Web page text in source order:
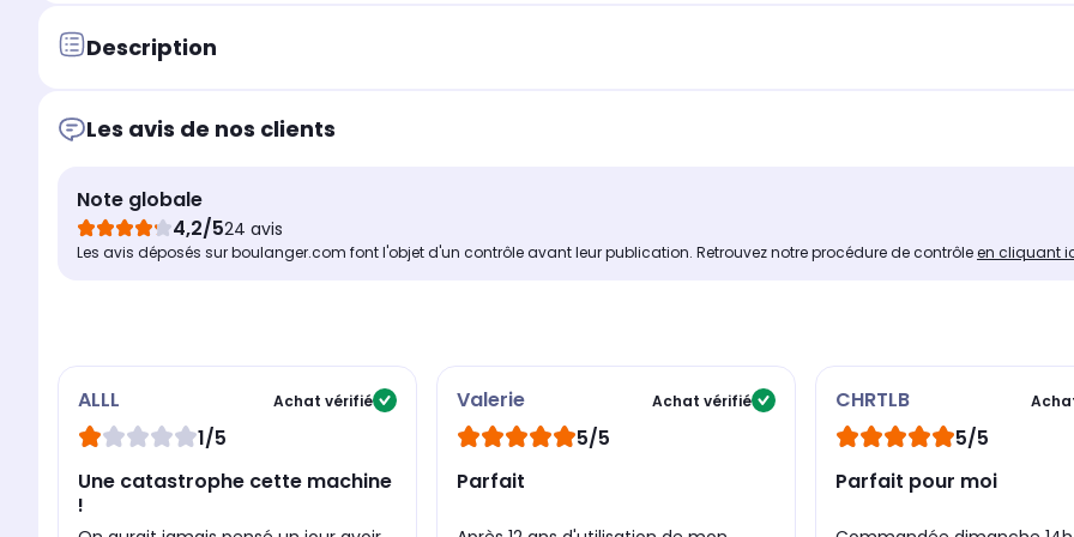
Description
Les avis de nos clients
Note globale
4,2/524 avis
Les avis déposés sur boulanger.com font l'objet d'un contrôle avant leur publication. Retrouvez notre procédure de contrôleen cliquant
ALLL Achat vérifié
1/5
Une catastrophe cette machine
!
Valerie Achat vérifié
5/5
Parfait
CHRTLB
5/5
Parfait pour moi